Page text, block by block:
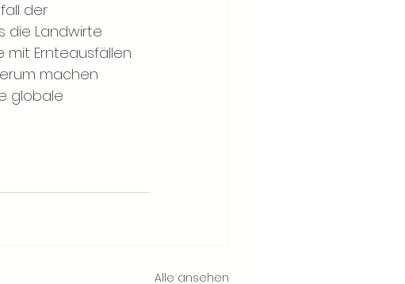
der
die Landwirte
mit Ernteausfällen
machen
globale
Alle ansehen